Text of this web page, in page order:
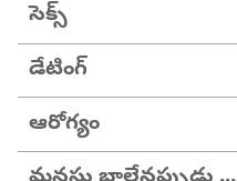
సెక్స్
డేటింగ్
ఆరోగ్యం